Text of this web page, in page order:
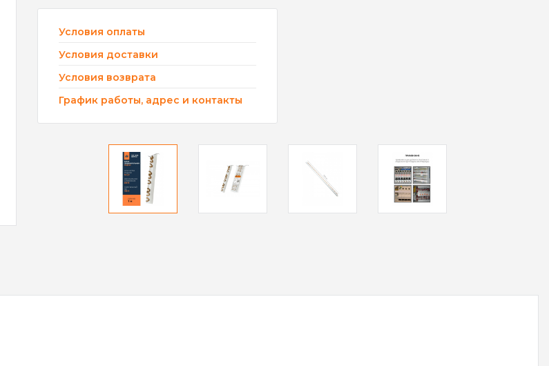
Условия оплаты
Условия доставки
Условия возврата
График работы, адрес и контакты